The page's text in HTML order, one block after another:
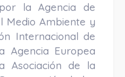
la Agencia de
Medio Ambiente y
Internacional de
Agencia Europea
Asociación de la